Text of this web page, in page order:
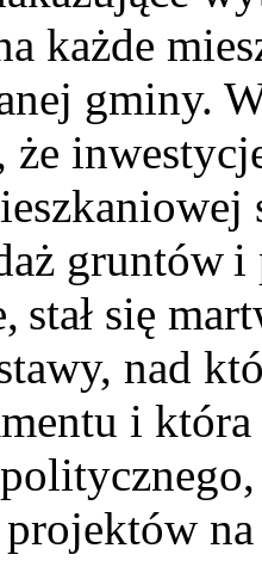
każde
gminy.
że
gruntów
stał się
nad
i